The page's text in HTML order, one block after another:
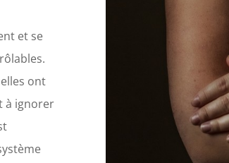
et se
ont
à ignorer